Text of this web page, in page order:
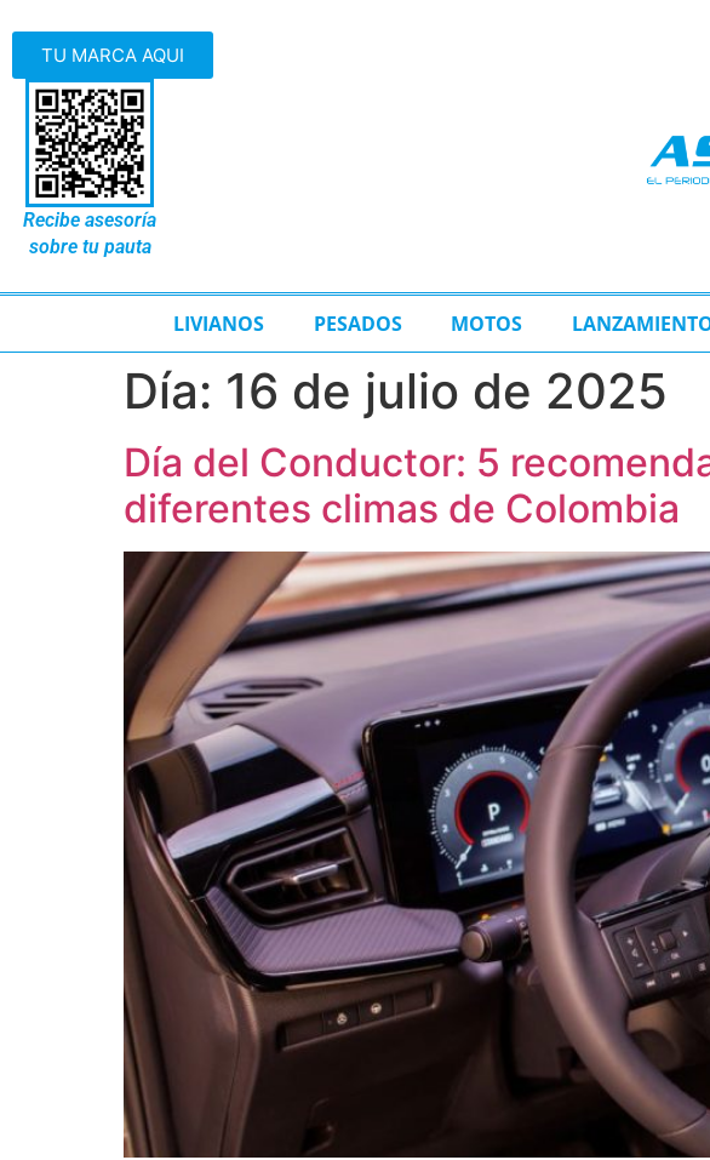
TU MARCA AQUI
Recibe asesoría
sobre tu pauta
LIVIANOS PESADOS MOTOS
Día: 16 de julio de 2025
Día del Conductor: 5
diferentes climas de Colombia